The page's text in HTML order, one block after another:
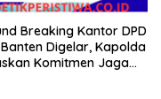
Breaking Kantor DPD
Banten Digelar, Kapolda
Komitmen Jaga